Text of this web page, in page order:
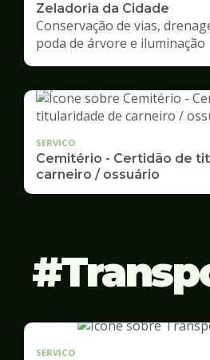
Zeladoria da Cidade
Conservação de vias,
poda de árvore e iluminação
SERVICO
Cemitério - Certidão de
carneiro / ossuário
SERVICO